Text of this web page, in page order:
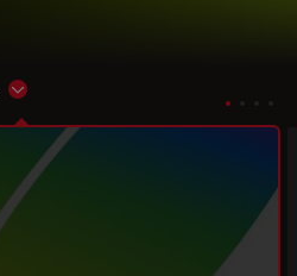
Show subnavigation